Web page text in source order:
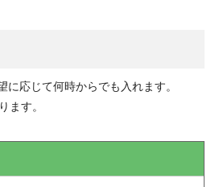
に応じて何時からでも入れます。
ます。